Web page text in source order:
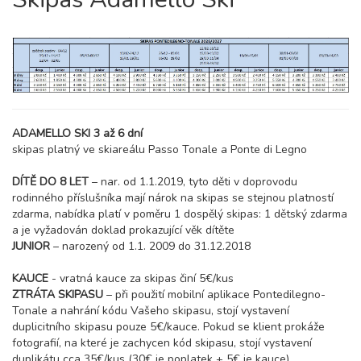
06.03. - 13.03.27
sobota - sobota
8 dní (7 nocí)
26 200 Kč rezervovat
sobota - sobota
19 700 Kč rezervovat
20.03. - 27.03.27
sobota - sobota
8 dní (7 nocí)
18 800 Kč rezervovat
27.03. - 03.04.27
8 dní (7 nocí)
18 800 Kč
duben 2027
03.04. - 10.04.27
8 dní (7 nocí)
ADAMELLO SKI 3 až 6 dní
skipas platný ve skiareálu Passo Tonale a Ponte di Legno
DÍTĚ DO 8 LET – nar. od 1.1.2019, tyto děti v doprovodu
rodinného příslušníka mají nárok na skipas se stejnou platností
zdarma, nabídka platí v poměru 1 dospělý skipas: 1 dětský zdarma
a je vyžadován doklad prokazující věk dítěte
JUNIOR – narozený od 1.1. 2009 do 31.12.2018
KAUCE - vratná kauce za skipas činí 5€/kus
ZTRÁTA SKIPASU – při použití mobilní aplikace Pontedilegno-
Tonale a nahrání kódu Vašeho skipasu, stojí vystavení
duplicitního skipasu pouze 5€/kauce. Pokud se klient prokáže
fotografií, na které je zachycen kód skipasu, stojí vystavení